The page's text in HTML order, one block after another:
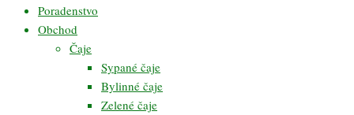
Poradenstvo
Obchod
Čaje
Sypané čaje
Bylinné čaje
Zelené čaje